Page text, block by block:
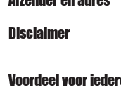
Disclaimer
Voordeel voor